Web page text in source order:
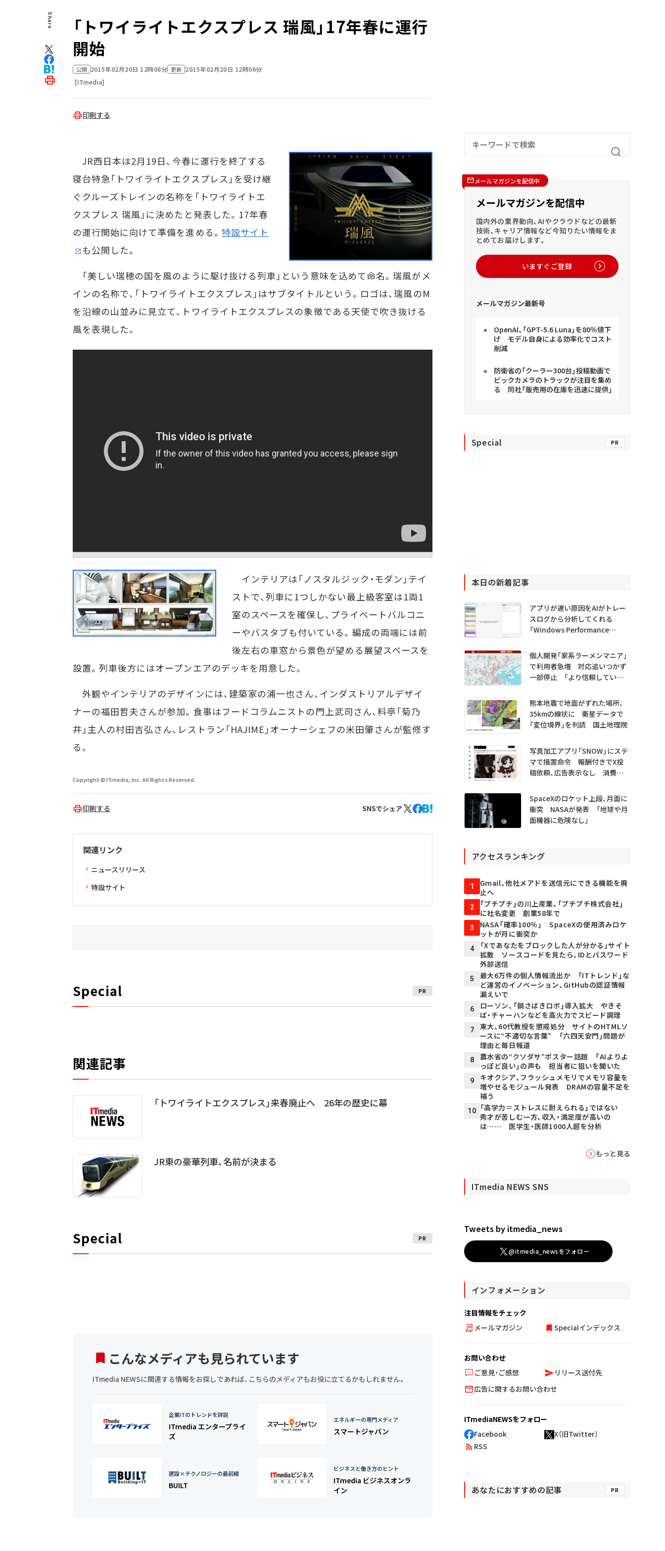
Share
「トワイライトエクスプレス 瑞風」17年春に運行
開始
公開 2015年02月20日 12時08分 更新 2015年02月20日 12時06分
[ITmedia]
印刷する
JR西日本は2月19日、今春に運行を終了する
寝台特急「トワイライトエクスプレス」を受け継
ぐクルーズトレインの名称を「トワイライトエ
クスプレス 瑞風」に決めたと発表した。17年春
の運行開始に向けて準備を進める。 特設サイト
も公開した。
「美しい瑞穂の国を風のように駆け抜ける列車」という意味を込めて命名。瑞風がメ
インの名称で、「トワイライトエクスプレス」はサブタイトルという。ロゴは、瑞風のM
を沿線の山並みに見立て、トワイライトエクスプレスの象徴である天使で吹き抜ける
風を表現した。
インテリアは「ノスタルジック・モダン」テイ
ストで、列車に1つしかない最上級客室は1両1
室のスペースを確保し、プライベートバルコニ
ーやバスタブも付いている。編成の両端には前
後左右の車窓から景色が望める展望スペースを
設置。列車後方にはオープンエアのデッキを用意した。
外観やインテリアのデザインには、建築家の浦一也さん、インダストリアルデザイ
ナーの福田哲夫さんが参加。食事はフードコラムニストの門上武司さん、料亭「菊乃
井」主人の村田吉弘さん、レストラン「HAJIME」オーナーシェフの米田肇さんが監修す
る。
Copyright © ITmedia, Inc. All Rights Reserved.
印刷する SNSでシェア
関連リンク
ニュースリリース
特設サイト
Special PR
関連記事
「トワイライトエクスプレス」来春廃止へ 26年の歴史に幕
JR東の豪華列車、名前が決まる
Special PR
こんなメディアも見られています
ITmedia NEWSに関連する情報をお探しであれば、こちらのメディアもお役に立てるかもしれません。
企業ITのトレンドを詳説
ITmedia エンタープライ
ズ
エネルギーの専門メディア
スマートジャパン
建設×テクノロジーの最前線
BUILT
ビジネスと働き方のヒント
ITmedia ビジネスオンラ
イン
メールマガジンを配信中
メールマガジンを配信中
国内外の業界動向、AIやクラウドなどの最新
技術、キャリア情報など今知りたい情報をま
とめてお届けします。
いますぐご登録
メールマガジン最新号
OpenAI、「GPT-5.6 Luna」を80％値下
げ モデル自身による効率化でコスト
削減
防衛省の「クーラー300台」投稿動画で
ビックカメラのトラックが注目を集め
る 同社「販売用の在庫を迅速に提供」
Special PR
本日の新着記事
アプリが遅い原因をAIがトレー
スログから分析してくれる
「Windows Performance
プレビュー公開
個人開発「家系ラーメンマニア」
で利用者急増 対応追いつかず
一部停止 「より信頼していた
熊本地震で地面がずれた場所、
35kmの線状に 衛星データで
「変位境界」を判読 国土地理院
写真加工アプリ「SNOW」にステ
マで措置命令 報酬付きでX投
稿依頼、広告表示なし 消費者
SpaceXのロケット上段、月面に
衝突 NASAが発表 「地球や月
面機器に危険なし」
アクセスランキング
1
Gmail、他社メアドを送信元にできる機能を廃
止へ
2
「プチプチ」の川上産業、「プチプチ株式会社」
に社名変更 創業58年で
3
NASA「確率100％」 SpaceXの使用済みロケ
ットが月に衝突か
4
「Xであなたをブロックした人が分かる」サイト
拡散 ソースコードを見たら、IDとパスワード
外部送信
5
最大6万件の個人情報流出か 「ITトレンド」な
ど運営のイノベーション、GitHubの認証情報
漏えいで
6
ローソン、「鍋さばきロボ」導入拡大 やきそ
ば・チャーハンなどを高火力でスピード調理
7
東大、60代教授を懲戒処分 サイトのHTMLソ
ースに“不適切な言葉” 「六四天安門」問題が
理由と毎日報道
8
農水省の“クソダサ”ポスター話題 「AIよりよ
っぽど良い」の声も 担当者に狙いを聞いた
9
キオクシア、フラッシュメモリでメモリ容量を
増やせるモジュール発表 DRAMの容量不足を
補う
10
「高学力＝ストレスに耐えられる」ではない
秀才が苦しむ一方、収入・満足度が高いの
は…… 医学生・医師1000人超を分析
もっと見る
ITmedia NEWS SNS
Tweets by itmedia_news
@itmedia_newsをフォロー
インフォメーション
注目情報をチェック
メールマガジン
Specialインデックス
お問い合わせ
ご意見・ご感想
リリース送付先
広告に関するお問い合わせ
ITmediaNEWSをフォロー
Facebook
X（旧Twitter）
RSS
あなたにおすすめの記事 PR